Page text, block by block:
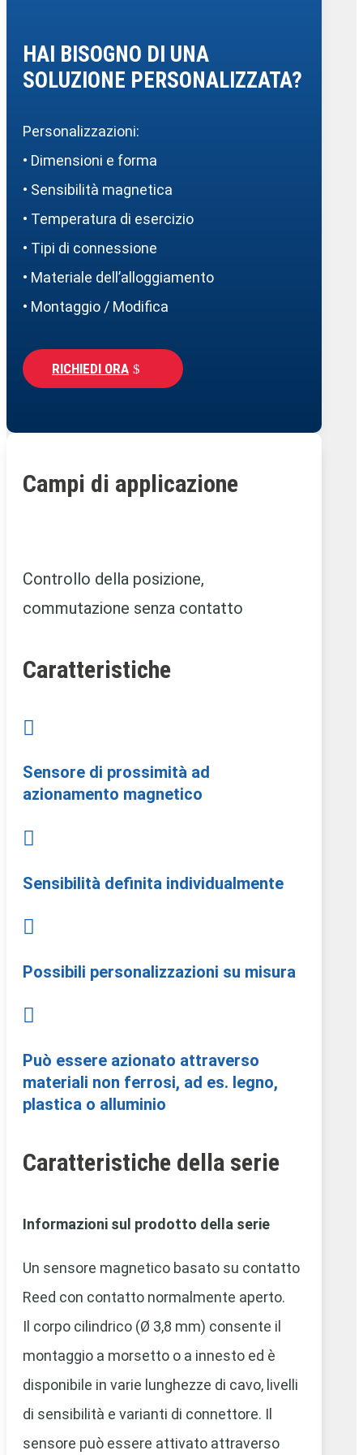
HAI BISOGNO DI UNA
SOLUZIONE PERSONALIZZATA?
Personalizzazioni:
• Dimensioni e forma
• Sensibilità magnetica
• Temperatura di esercizio
• Tipi di connessione
• Materiale dell’alloggiamento
• Montaggio / Modifica
RICHIEDI ORA
Campi di applicazione
Controllo della posizione,
commutazione senza contatto
Caratteristiche

Sensore di prossimità ad
azionamento magnetico

Sensibilità definita individualmente

Possibili personalizzazioni su misura

Può essere azionato attraverso
materiali non ferrosi, ad es. legno,
plastica o alluminio
Caratteristiche della serie
Informazioni sul prodotto della serie
Un sensore magnetico basato su contatto
Reed con contatto normalmente aperto.
Il corpo cilindrico (Ø 3,8 mm) consente il
montaggio a morsetto o a innesto ed è
disponibile in varie lunghezze di cavo, livelli
di sensibilità e varianti di connettore. Il
sensore può essere attivato attraverso